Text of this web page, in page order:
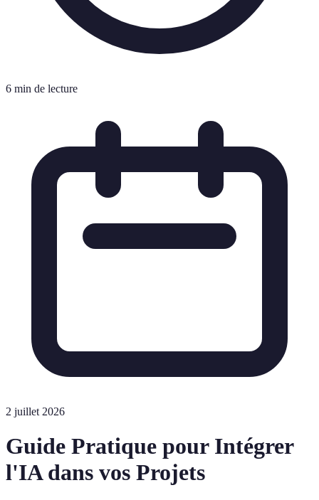
6 min de lecture
2 juillet 2026
Guide Pratique pour Intégrer
l'IA dans vos Projets